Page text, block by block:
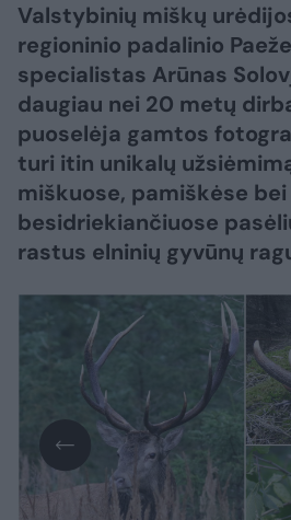
Valstybinių miškų
regioninio padalinio
specialistas Arūnas
daugiau nei 20 metų
puoselėja gamtos
turi itin unikalų
miškuose, pamiškėse bei
besidriekiančiuose
rastus elninių gyvūnų